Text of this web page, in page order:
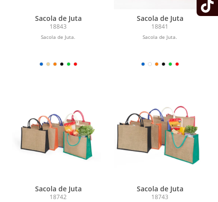
Sacola de Juta
18843
Sacola de Juta.
Sacola de Juta
18841
Sacola de Juta.
Sacola de Juta
18742
Sacola de Juta
18743